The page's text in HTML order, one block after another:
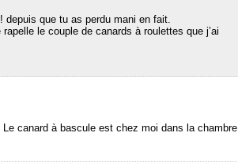
que tu as perdu mani en fait.
le couple de canards à roulettes que j’ai
canard à bascule est chez moi dans la chambre